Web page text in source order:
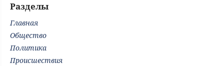
Разделы
Главная
Общество
Политика
Происшествия